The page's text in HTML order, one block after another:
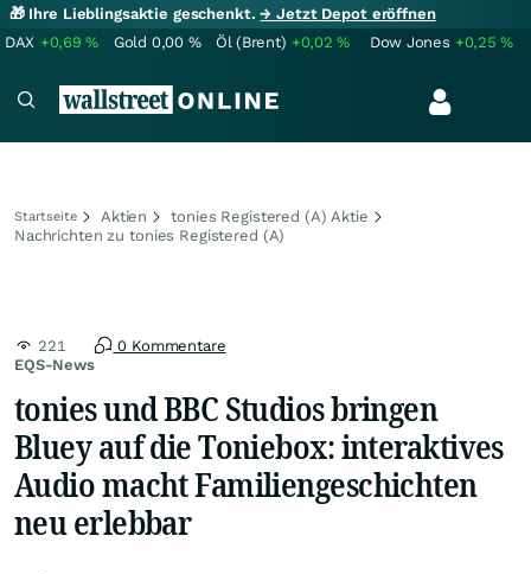
🎁 Ihre Lieblingsaktie geschenkt.→ Jetzt Depot eröffnen
DAX +0,69% Gold 0,00 % Öl (Brent) +0,02% Dow Jones +0,25%
Startseite Aktien
tonies Registered (A) Aktie
Nachrichten zu tonies Registered (A)
EQS-News
221 0 Kommentare
tonies und BBC Studios bringen
Bluey auf die Toniebox: interaktives
Audio macht Familiengeschichten
neu erlebbar